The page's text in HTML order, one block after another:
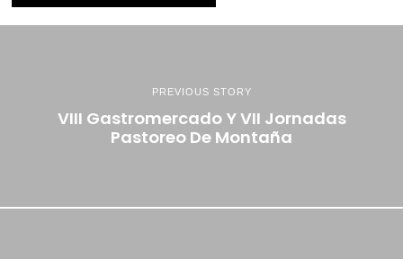
PREVIOUS STORY
VIII Gastromercado Y VII Jornadas
Pastoreo De Montaña